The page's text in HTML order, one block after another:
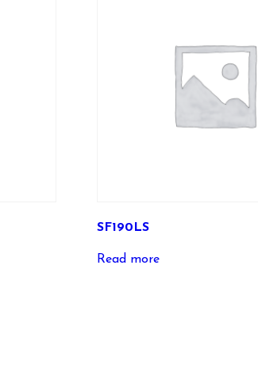
SF190LS
Read more